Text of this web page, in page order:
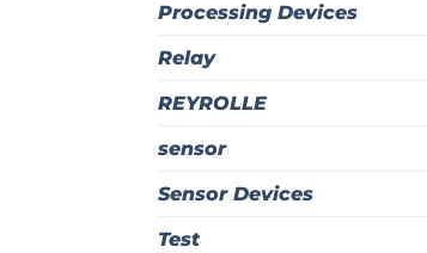
Processing Devices
Relay
REYROLLE
sensor
Sensor Devices
Test